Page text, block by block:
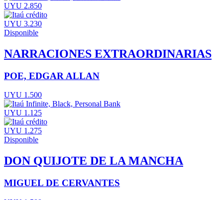
UYU 2.850
UYU 3.230
Disponible
NARRACIONES EXTRAORDINARIAS
POE, EDGAR ALLAN
UYU 1.500
UYU 1.125
UYU 1.275
Disponible
DON QUIJOTE DE LA MANCHA
MIGUEL DE CERVANTES